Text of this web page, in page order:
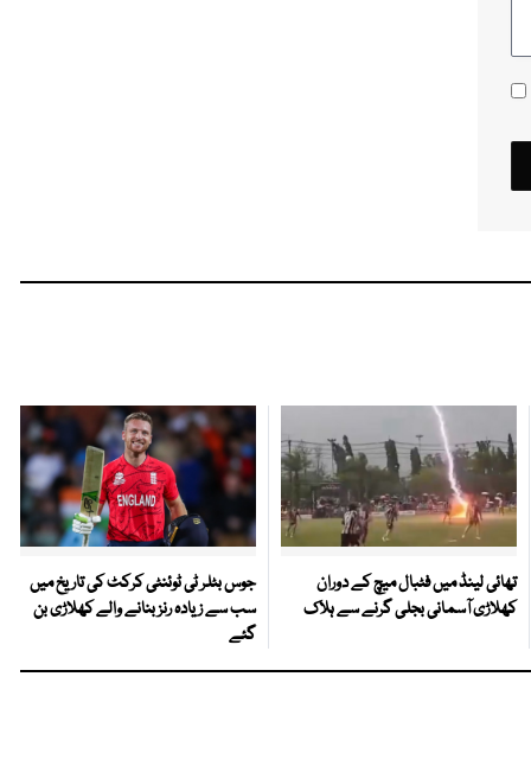
تھائی لینڈ میں فٹبال میچ کے دوران
کھلاڑی آسمانی بجلی گرنے سے ہلاک
جوس بٹلر ٹی ٹوئنٹی کرکٹ کی تاریخ میں
سب سے زیادہ رنز بنانے والے کھلاڑی بن
گئے